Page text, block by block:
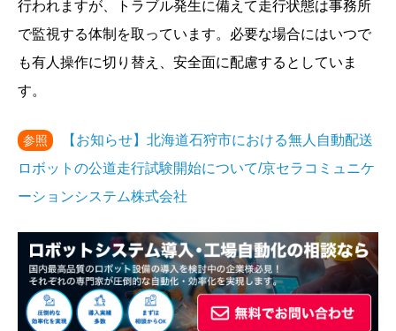
行われますが、トラブル発生に備えて走行状態は事務所
で監視する体制を取っています。必要な場合にはいつで
も有人操作に切り替え、安全面に配慮するとしていま
す。
参照
【お知らせ】北海道石狩市における無人自動配送
ロボットの公道走行試験開始について/京セラコミュニケ
ーションシステム株式会社